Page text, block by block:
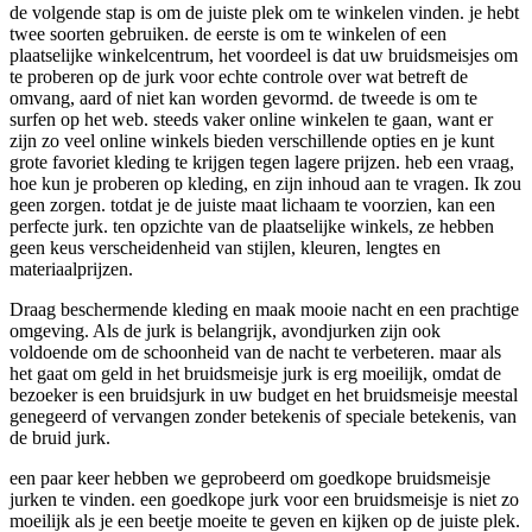
de volgende stap is om de juiste plek om te winkelen vinden. je hebt
twee soorten gebruiken. de eerste is om te winkelen of een
plaatselijke winkelcentrum, het voordeel is dat uw bruidsmeisjes om
te proberen op de jurk voor echte controle over wat betreft de
omvang, aard of niet kan worden gevormd. de tweede is om te
surfen op het web. steeds vaker online winkelen te gaan, want er
zijn zo veel online winkels bieden verschillende opties en je kunt
grote favoriet kleding te krijgen tegen lagere prijzen. heb een vraag,
hoe kun je proberen op kleding, en zijn inhoud aan te vragen. Ik zou
geen zorgen. totdat je de juiste maat lichaam te voorzien, kan een
perfecte jurk. ten opzichte van de plaatselijke winkels, ze hebben
geen keus verscheidenheid van stijlen, kleuren, lengtes en
materiaalprijzen.
Draag beschermende kleding en maak mooie nacht en een prachtige
omgeving. Als de jurk is belangrijk, avondjurken zijn ook
voldoende om de schoonheid van de nacht te verbeteren. maar als
het gaat om geld in het bruidsmeisje jurk is erg moeilijk, omdat de
bezoeker is een bruidsjurk in uw budget en het bruidsmeisje meestal
genegeerd of vervangen zonder betekenis of speciale betekenis, van
de bruid jurk.
een paar keer hebben we geprobeerd om goedkope bruidsmeisje
jurken te vinden. een goedkope jurk voor een bruidsmeisje is niet zo
moeilijk als je een beetje moeite te geven en kijken op de juiste plek.